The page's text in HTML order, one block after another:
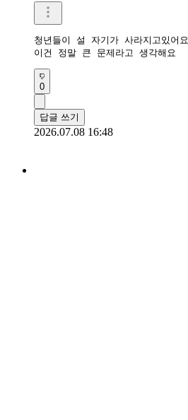
청년들이 설 자기가 사라지고있어요
이건 정말 큰 문제라고 생각해요
0
답글 쓰기
2026.07.08 16:48